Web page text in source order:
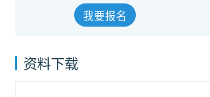
我要报名
资料下载